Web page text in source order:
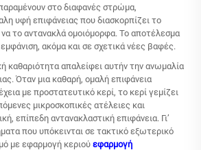
στο διαφανές στρώμα,
υφή επιφάνειας που διασκορπίζει το
το αντανακλά ομοιόμορφα. Το αποτέλεσμα
ακόμα και σε σχετικά νέες βαφές.
καθαριότητα απαλείφει αυτήν την ανωμαλία
Όταν μια καθαρή, ομαλή επιφάνεια
με προστατευτικό κερί, το κερί γεμίζει
μικροσκοπικές ατέλειες και
επίπεδη αντανακλαστική επιφάνεια. Γι’
που υπόκεινται σε τακτικό εξωτερικό
με εφαρμογή κεριού εφαρμογή